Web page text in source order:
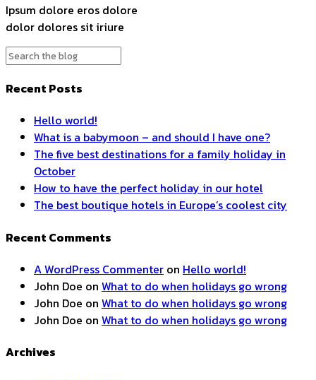
Ipsum dolore eros dolore
dolor dolores sit iriure
Recent Posts
Hello world!
What is a babymoon – and should I have one?
The five best destinations for a family holiday in
October
How to have the perfect holiday in our hotel
The best boutique hotels in Europe’s coolest city
Recent Comments
A WordPress Commenter on Hello world!
John Doe on What to do when holidays go wrong
John Doe on What to do when holidays go wrong
John Doe on What to do when holidays go wrong
Archives